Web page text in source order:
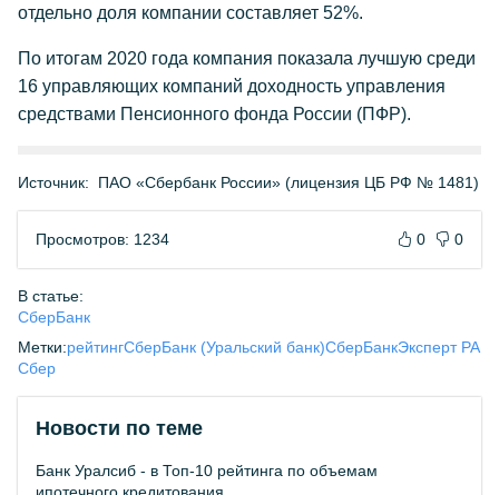
отдельно доля компании составляет 52%.
По итогам 2020 года компания показала лучшую среди
16 управляющих компаний доходность управления
средствами Пенсионного фонда России (ПФР).
Источник: ПАО «Сбербанк России» (лицензия ЦБ РФ № 1481)
Просмотров: 1234 0 0
В статье:
СберБанк
Метки:рейтингСберБанк (Уральский банк)СберБанкЭксперт РА
Сбер
Новости по теме
Банк Уралсиб - в Топ-10 рейтинга по объемам